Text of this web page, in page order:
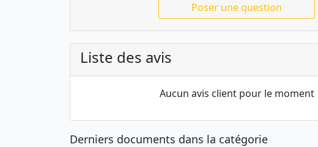
Poser une question
Liste des avis
Aucun avis client pour le moment
Derniers documents dans la catégorie